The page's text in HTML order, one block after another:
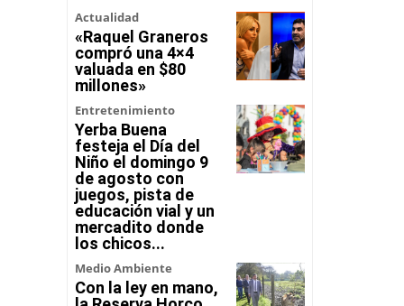
Actualidad
«Raquel Graneros
compró una 4×4
valuada en $80
millones»
Entretenimiento
Yerba Buena
festeja el Día del
Niño el domingo 9
de agosto con
juegos, pista de
educación vial y un
mercadito donde
los chicos...
Medio Ambiente
Con la ley en mano,